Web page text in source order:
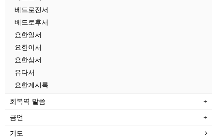
베드로전서
베드로후서
요한일서
요한이서
요한삼서
유다서
요한계시록
회복역 말씀
금언
기도